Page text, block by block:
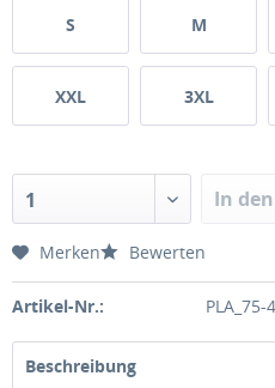
S M
XXL 3XL
1 In
Merken Bewerten
Artikel-Nr.: PLA_75-
Beschreibung